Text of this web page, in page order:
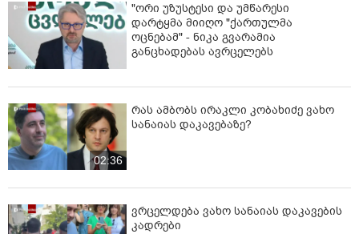
"ორი უზუსტესი და უმწარესი
დარტყმა მიიღო "ქართულმა
ოცნებამ" - ნიკა გვარამია
განცხადებას ავრცელებს
02:36
რას ამბობს ირაკლი კობახიძე ვახო
სანაიას დაკავებაზე?
ვრცელდება ვახო სანაიას დაკავების
კადრები